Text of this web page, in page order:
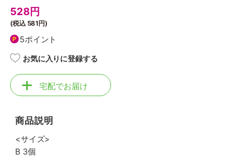
528円
(税込 581円)
5ポイント
お気に入りに登録する
宅配でお届け
商品説明
<サイズ>
B 3個